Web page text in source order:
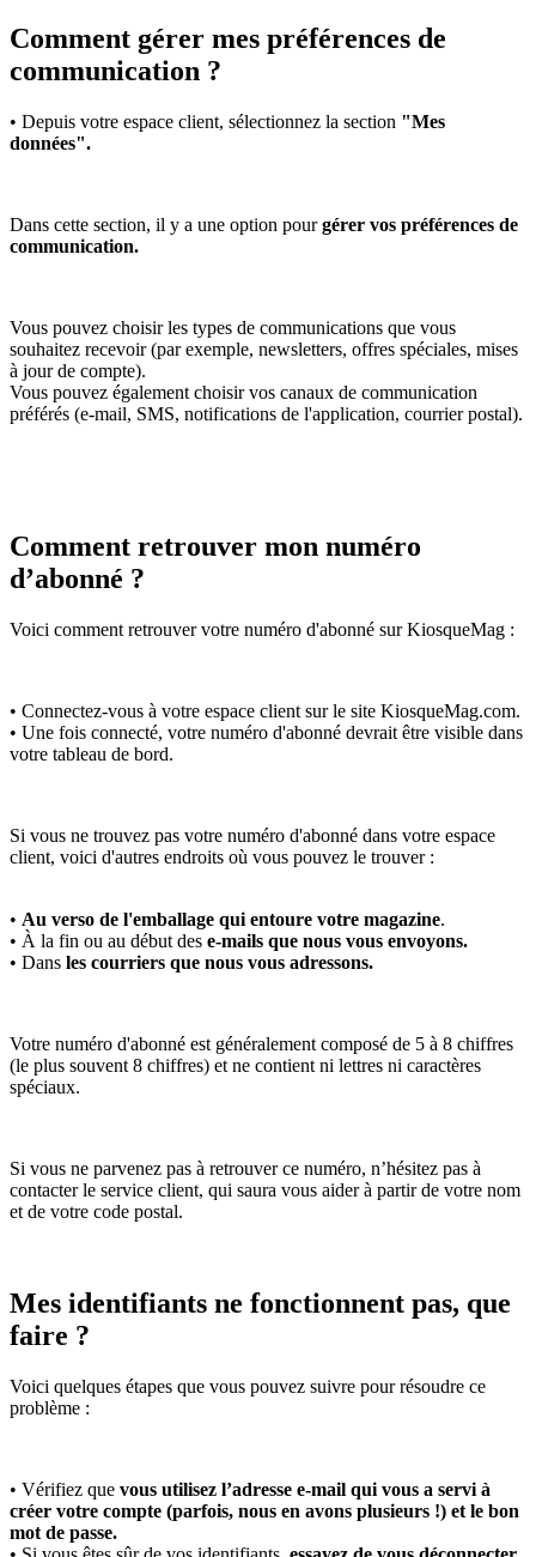
Comment gérer mes préférences de
communication ?
• Depuis votre espace client, sélectionnez la section "Mes
données".
Dans cette section, il y a une option pourgérer vos préférences de
communication.
Vous pouvez choisir les types de communications que vous
souhaitez recevoir (par exemple, newsletters, offres spéciales, mises
à jour de compte).
Vous pouvez également choisir vos canaux de communication
préférés (e-mail, SMS, notifications de l'application, courrier postal).
Comment retrouver mon numéro
d’abonné ?
Voici comment retrouver votre numéro d'abonné sur KiosqueMag :
• Connectez-vous à votre espace client sur le site KiosqueMag.com.
• Une fois connecté, votre numéro d'abonné devrait être visible dans
votre tableau de bord.
Si vous ne trouvez pas votre numéro d'abonné dans votre espace
client, voici d'autres endroits où vous pouvez le trouver :
• Au verso de l'emballage qui entoure votre magazine.
• À la fin ou au début des e-mails que nous vous envoyons.
• Dans les courriers que nous vous adressons.
Votre numéro d'abonné est généralement composé de 5 à 8 chiffres
(le plus souvent 8 chiffres) et ne contient ni lettres ni caractères
spéciaux.
Si vous ne parvenez pas à retrouver ce numéro, n’hésitez pas à
contacter le service client, qui saura vous aider à partir de votre nom
et de votre code postal.
Mes identifiants ne fonctionnent pas, que
faire ?
Voici quelques étapes que vous pouvez suivre pour résoudre ce
problème :
• Vérifiez que vous utilisez l’adresse e-mail qui vous a servi à
créer votre compte (parfois, nous en avons plusieurs !) et le bon
mot de passe.